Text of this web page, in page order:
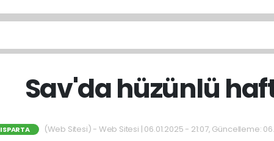
Sav'da hüzünlü
ISPARTA (Web Sitesi) - Web Sitesi | 06.01.2025 - 21:07, Güncelleme: